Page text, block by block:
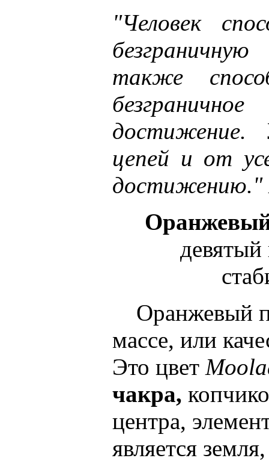
"Человек
также
достижение.
цепей и от
Оранжевый
массе, или
Это цвет
чакра,
центра,
является